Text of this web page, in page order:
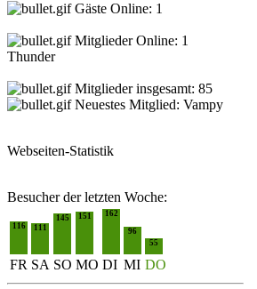
Gäste Online: 1
Mitglieder Online: 1
Thunder
Mitglieder insgesamt: 85
Neuestes Mitglied: Vampy
Webseiten-Statistik
Besucher der letzten Woche:
116 111
145 151
162
96
55
FR SA SO MO DI MI DO